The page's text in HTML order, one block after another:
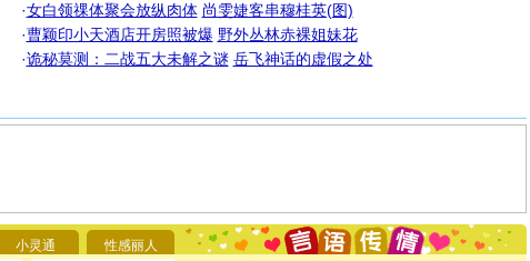
·女白领祼体聚会放纵肉体 尚雯婕客串穆桂英(图)
·曹颖印小天酒店开房照被爆 野外丛林赤裸姐妹花
·诡秘莫测：二战五大未解之谜 岳飞神话的虚假之处
小灵通 性感丽人
你太多，只有给你五千万：千万快乐！千万要健康！千万
要平安！千万要知足！千万不要忘记我！
[圣诞节]不只这样的日子才会想起你,而是这样的日子才